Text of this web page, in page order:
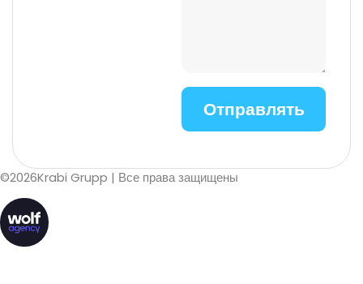
©2026Krabi Grupp | Все права защищены